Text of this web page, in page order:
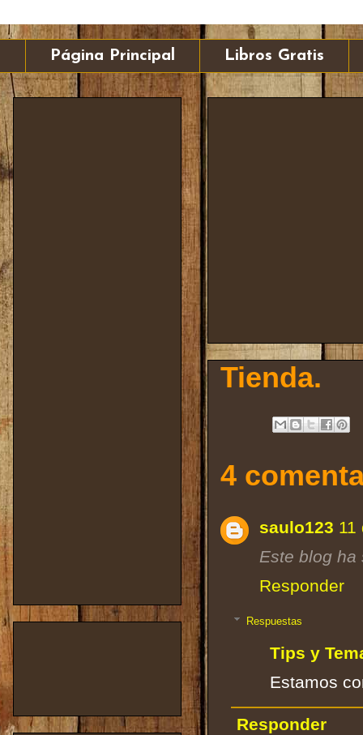
Página Principal Libros Gratis
Tienda.
4
saulo123 11
Este blog ha
Responder
Respuestas
Tips y
Estamos
Responder